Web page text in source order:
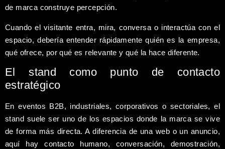
de marca construye percepción.
Cuando el visitante entra, mira, conversa o interactúa con el
espacio, debería entender rápidamente quién es la empresa,
qué ofrece, por qué es relevante y qué la hace diferente.
El stand como punto de contacto
estratégico
En eventos B2B, industriales, corporativos o sectoriales, el
stand suele ser uno de los espacios donde la marca se vive
de forma más directa. A diferencia de una web o un anuncio,
aquí hay contacto humano, conversación, demostración,